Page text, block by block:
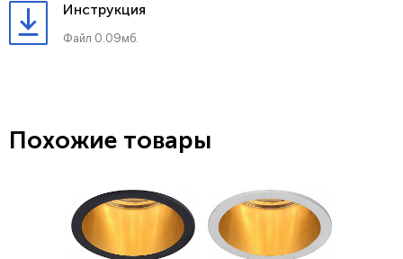
Инструкция
Файл 0.09мб.
Похожие товары